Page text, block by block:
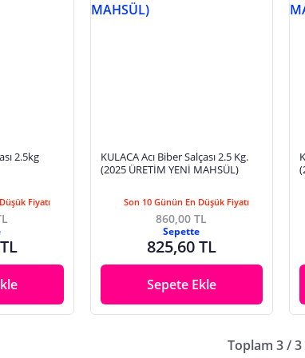
2.5kg
Fiyatı
KULACA Acı Biber Salçası 2.5 Kg.
(2025 ÜRETİM YENİ MAHSÜL)
Son 10 Günün En Düşük Fiyatı
860,00 TL
Sepette
825,60 TL
Sepete Ekle
Toplam 3 /